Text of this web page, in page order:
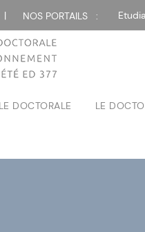
NOS PORTAILS :
DOCTORALE LE